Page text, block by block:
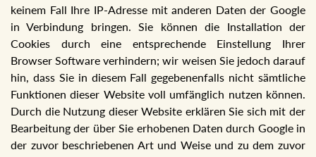
keinem Fall Ihre IP-Adresse mit anderen Daten der Google
in Verbindung bringen. Sie können die Installation der
Cookies durch eine entsprechende Einstellung Ihrer
Browser Software verhindern; wir weisen Sie jedoch darauf
hin, dass Sie in diesem Fall gegebenenfalls nicht sämtliche
Funktionen dieser Website voll umfänglich nutzen können.
Durch die Nutzung dieser Website erklären Sie sich mit der
Bearbeitung der über Sie erhobenen Daten durch Google in
der zuvor beschriebenen Art und Weise und zu dem zuvor